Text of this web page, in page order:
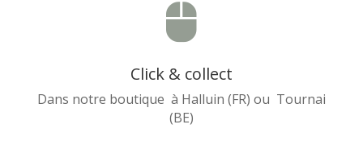

Click & collect
Dans notre boutique à Halluin (FR) ou Tournai
(BE)